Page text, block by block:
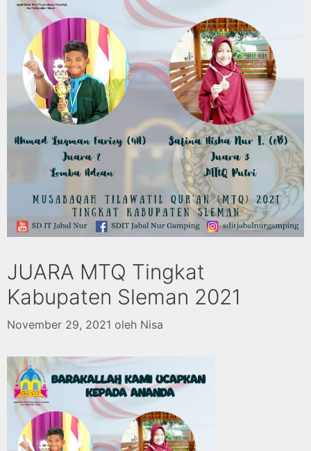
JUARA MTQ Tingkat
Kabupaten Sleman 2021
November 29, 2021 oleh Nisa